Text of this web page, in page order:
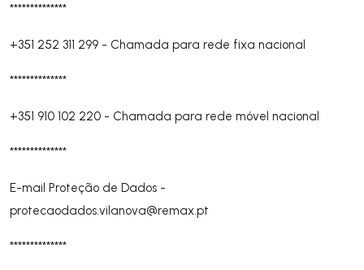
**************
+351 252 311 299 - Chamada para rede fixa nacional
**************
+351 910 102 220 - Chamada para rede móvel nacional
**************
E-mail Proteção de Dados -
protecaodados.vilanova@remax.pt
**************